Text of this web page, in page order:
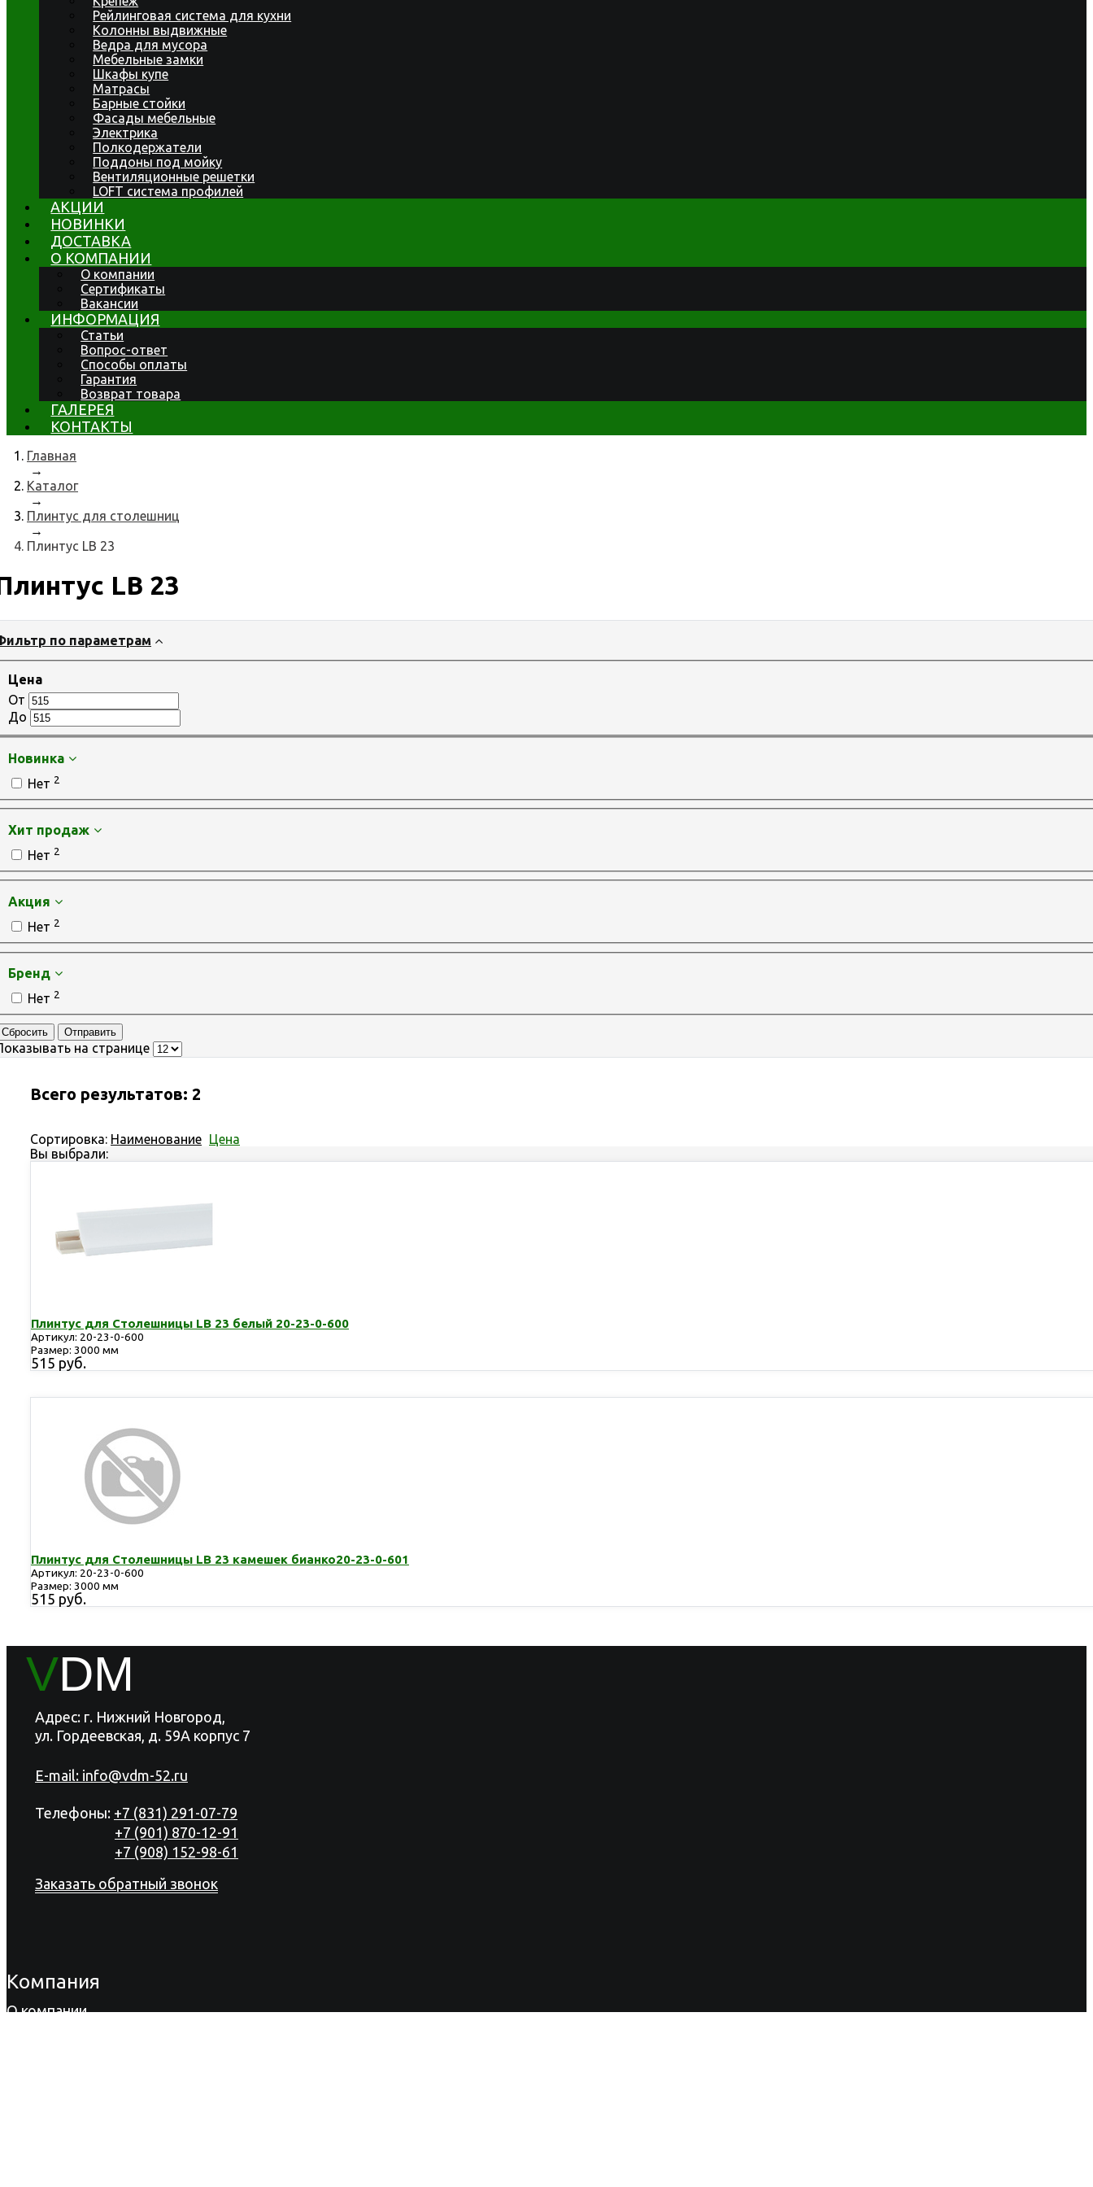
Рейлинговая система для кухни
Колонны выдвижные
Ведра для мусора
Мебельные замки
Шкафы купе
Матрасы
Барные стойки
Фасады мебельные
Электрика
Полкодержатели
Поддоны под мойку
Вентиляционные решетки
LOFT система профилей
АКЦИИ
НОВИНКИ
ДОСТАВКА
О КОМПАНИИ
О компании
Сертификаты
Вакансии
ИНФОРМАЦИЯ
Статьи
Вопрос-ответ
Способы оплаты
Гарантия
Возврат товара
ГАЛЕРЕЯ
КОНТАКТЫ
Главная
→
Каталог
→
Плинтус для столешниц
→
Плинтус LB 23
LB 23
по параметрам
Цена
От
До
Новинка
Нет 2
Хит продаж
Нет 2
Акция
Нет 2
Бренд
Нет 2
Сбросить Отправить
на странице
Всего результатов: 2
Сортировка: Наименование Цена
Вы выбрали:
Плинтус для Столешницы LB 23 белый 20-23-0-600
Артикул: 20-23-0-600
Размер: 3000 мм
515 руб.
Плинтус для Столешницы LB 23 камешек бианко20-23-0-601
Артикул: 20-23-0-600
Размер: 3000 мм
515 руб.
VDM
Адрес: г. Нижний Новгород,
ул. Гордеевская, д. 59А корпус 7
E-mail: info@vdm-52.ru
Телефоны: +7 (831) 291-07-79
+7 (901) 870-12-91
+7 (908) 152-98-61
Заказать обратный звонок
Компания
О компании